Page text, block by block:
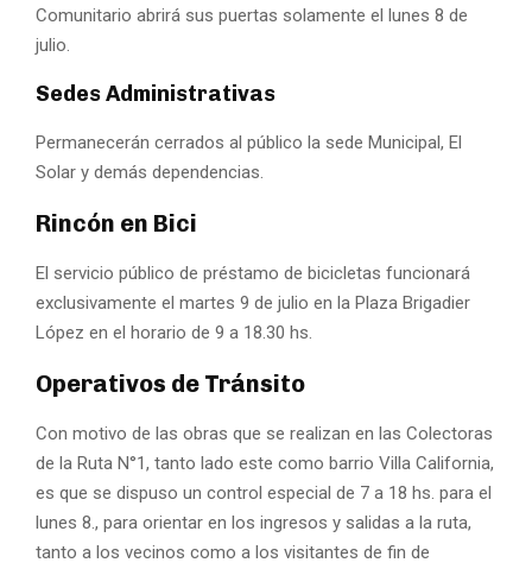
Comunitario abrirá sus puertas solamente el lunes 8 de
julio.
Sedes Administrativas
Permanecerán cerrados al público la sede Municipal, El
Solar y demás dependencias.
Rincón en Bici
El servicio público de préstamo de bicicletas funcionará
exclusivamente el martes 9 de julio en la Plaza Brigadier
López en el horario de 9 a 18.30 hs.
Operativos de Tránsito
Con motivo de las obras que se realizan en las Colectoras
de la Ruta N°1, tanto lado este como barrio Villa California,
es que se dispuso un control especial de 7 a 18 hs. para el
lunes 8., para orientar en los ingresos y salidas a la ruta,
tanto a los vecinos como a los visitantes de fin de